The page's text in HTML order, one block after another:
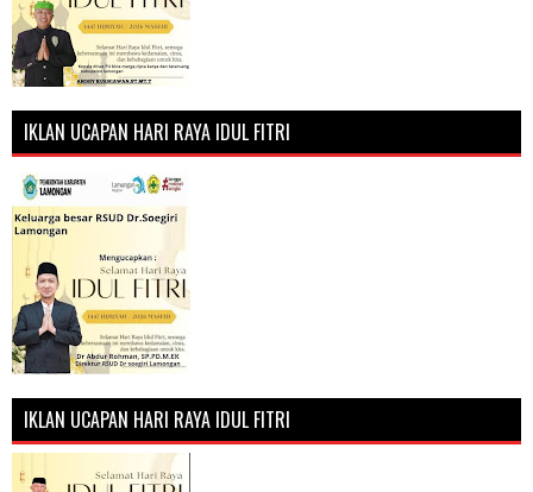
IKLAN UCAPAN HARI RAYA IDUL FITRI
IKLAN UCAPAN HARI RAYA IDUL FITRI